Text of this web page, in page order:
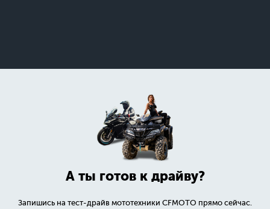
А ты готов к драйву?
Запишись на тест-драйв мототехники CFMOTO прямо сейчас.